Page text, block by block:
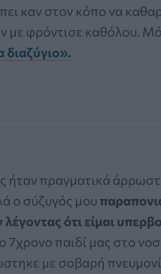
καν στον κόπο να
με φρόντισε καθόλου.
διαζύγιο».
ήταν πραγματικά
ο σύζυγός μου
ότι είμαι
7χρονο παιδί μας στο
με σοβαρή